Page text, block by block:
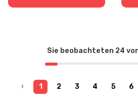
Sie beobachteten 24
‹ 1 2 3 4 5 6